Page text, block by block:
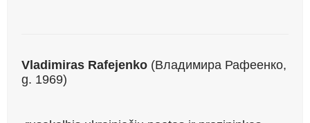
Vladimiras Rafejenko (Владимира Рафеенко,
g. 1969)